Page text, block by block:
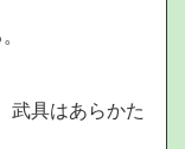
武具はあらかた